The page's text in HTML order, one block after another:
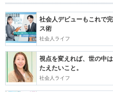
社会人デビューもこれで
ス術
社会人ライフ
視点を変えれば、世の中
たえたいこと。
社会人ライフ